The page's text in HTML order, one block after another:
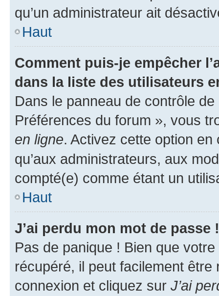
qu’un administrateur ait
Haut
Comment puis-je empêcher
dans la liste des utilisateurs
Dans le panneau de contrôle
Préférences du forum », vous
en ligne. Activez cette option
qu’aux administrateurs, aux
compté(e) comme étant un
Haut
J’ai perdu mon mot de passe !
Pas de panique ! Bien que
récupéré, il peut facilement
connexion et cliquez sur J’ai